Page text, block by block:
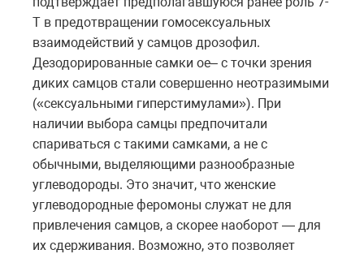
Т в предотвращении гомосексуальных
взаимодействий у самцов дрозофил.
Дезодорированные самки oe– с точки зрения
диких самцов стали совершенно неотразимыми
(«сексуальными гиперстимулами»). При
наличии выбора самцы предпочитали
спариваться с такими самками, а не с
обычными, выделяющими разнообразные
углеводороды. Это значит, что женские
углеводородные феромоны служат не для
привлечения самцов, а скорее наоборот — для
их сдерживания. Возможно, это позволяет